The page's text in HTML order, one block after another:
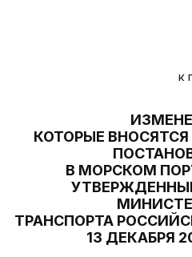
к
КОТОРЫЕ
В МОРСКОМ
ТРАНСПОРТА
13 ДЕКАБРЯ